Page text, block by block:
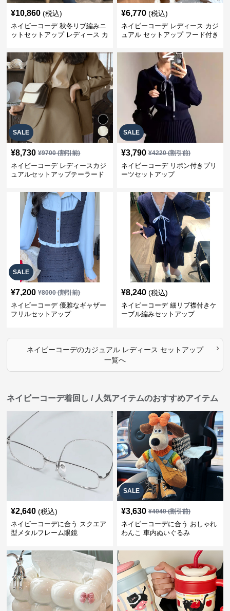
¥10,860 (税込)
ネイビーコーデ 秋冬リブ編みニ
ットセットアップ レディース カ
¥6,770 (税込)
ネイビーコーデ レディース カジ
ュアル セットアップ フード付き
SALE
¥8,730 ¥9700(割引前)
ネイビーコーデ レディースカジ
ュアルセットアップテーラード
SALE
¥3,790 ¥4220(割引前)
ネイビーコーデ リボン付きプリ
ーツセットアップ
SALE
¥7,200 ¥8000(割引前)
ネイビーコーデ 優雅なギャザー
フリルセットアップ
¥8,240 (税込)
ネイビーコーデ 細リブ襟付きケ
ーブル編みセットアップ
ネイビーコーデのカジュアル レディース セットアップ
一覧へ
›
ネイビーコーデ着回し / 人気アイテムのおすすめアイテム
¥2,640 (税込)
ネイビーコーデに合う スクエア
型メタルフレーム眼鏡
SALE
¥3,630 ¥4040(割引前)
ネイビーコーデに合う おしゃれ
わんこ 車内ぬいぐるみ